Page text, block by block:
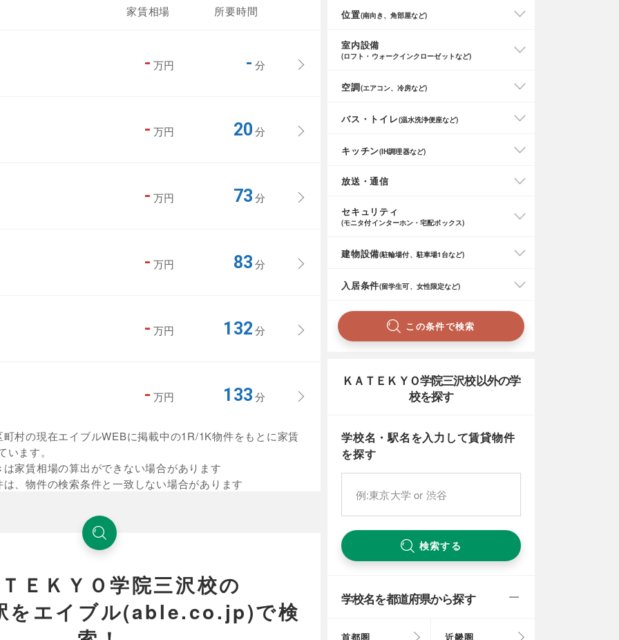
家賃相場 所要時間
- 万円 - 分
- 万円 20分
- 万円 73分
- 万円 83分
- 万円 132分
- 万円 133分
村の現在エイブルWEBに掲載中の1R/1K物件をもとに家賃
ます。
家賃相場の算出ができない場合があります
、物件の検索条件と一致しない場合があります
ＥＫＹＯ学院三沢校の
をエイブル(able.co.jp)で検
位置(南向き、角部屋など)
室内設備
(ロフト・ウォークインクローゼットなど)
空調(エアコン、冷房など)
バス・トイレ(温水洗浄便座など)
キッチン(IH調理器など)
放送・通信
セキュリティ
(モニタ付インターホン・宅配ボックス)
建物設備(駐輪場付、駐車場1台など)
入居条件(留学生可、女性限定など)
この条件で検索
ＫＡＴＥＫＹＯ学院三沢校以外の学
校を探す
学校名・駅名を入力して賃貸物件
を探す
検索する
学校名を都道府県から探す
首都圏 近畿圏